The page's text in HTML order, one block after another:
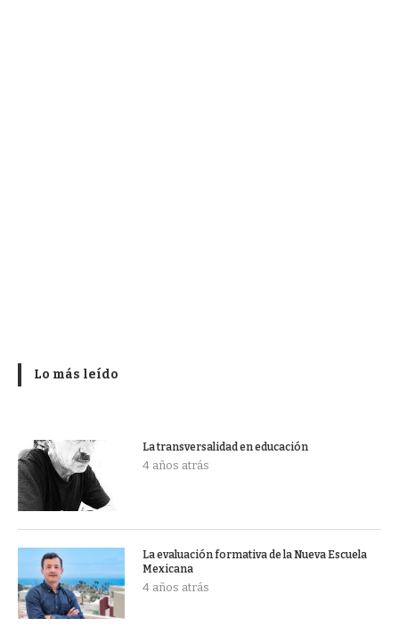
Lo más leído
La transversalidad en educación
4 años atrás
La evaluación formativa de la Nueva Escuela
Mexicana
4 años atrás